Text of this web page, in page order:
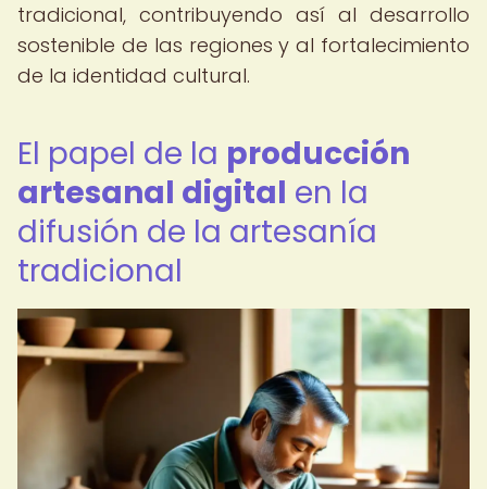
tradicional, contribuyendo así al desarrollo
sostenible de las regiones y al fortalecimiento
de la identidad cultural.
El papel de la producción
artesanal digital en la
difusión de la artesanía
tradicional